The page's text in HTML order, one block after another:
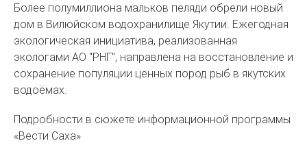
Более полумиллиона мальков пеляди обрели новый
дом в Вилюйском водохранилище Якутии. Ежегодная
экологическая инициатива, реализованная
экологами АО "РНГ", направлена на восстановление и
сохранение популяции ценных пород рыб в якутских
водоёмах.
Подробности в сюжете информационной программы
«Вести Саха»